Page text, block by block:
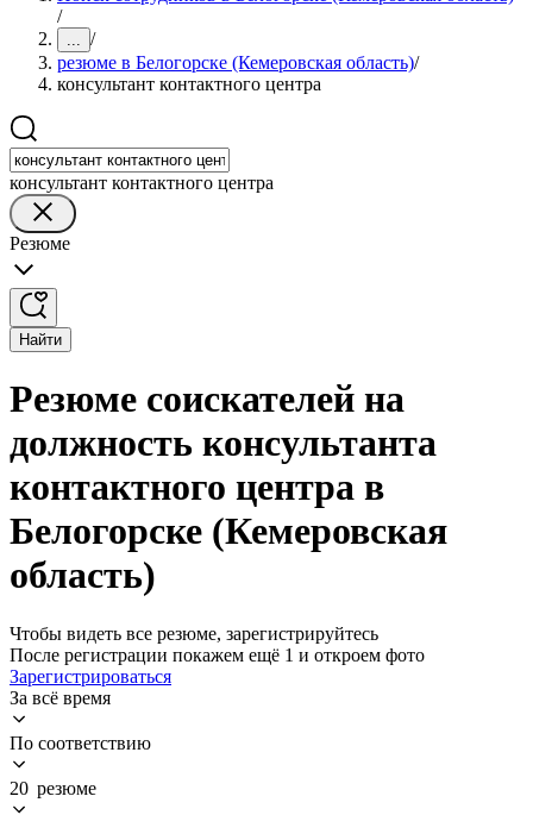
/
... /
резюме в Белогорске (Кемеровская область)/
консультант контактного центра
консультант контактного центра
Резюме
Найти
Резюме соискателей на
должность консультанта
контактного центра в
Белогорске (Кемеровская
область)
Чтобы видеть все резюме, зарегистрируйтесь
После регистрации покажем ещё 1 и откроем фото
Зарегистрироваться
За всё время
По соответствию
20 резюме